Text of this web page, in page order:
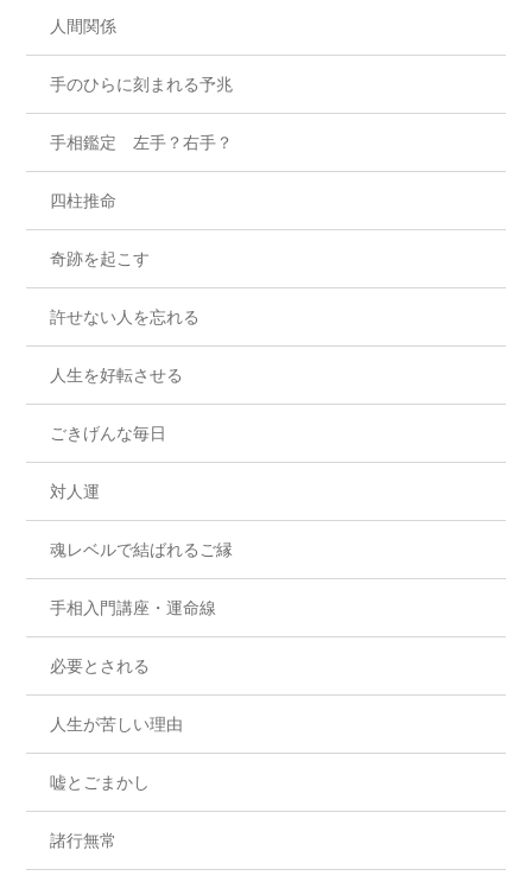
人間関係
手のひらに刻まれる予兆
手相鑑定 左手？右手？
四柱推命
奇跡を起こす
許せない人を忘れる
人生を好転させる
ごきげんな毎日
対人運
魂レベルで結ばれるご縁
手相入門講座・運命線
必要とされる
人生が苦しい理由
嘘とごまかし
諸行無常